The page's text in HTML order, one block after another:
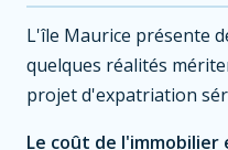
L'île Maurice présente
quelques réalités
projet d'expatriation
Le coût de l'immobilier